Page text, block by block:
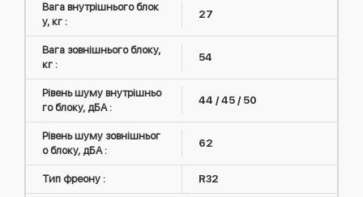
Вага внутрішнього блок
у, кг :
27
Вага зовнішнього блоку,
кг :
54
Рівень шуму внутрішньо
го блоку, дБА :
44 / 45 / 50
Рівень шуму зовнішньог
о блоку, дБА :
62
Тип фреону : R32